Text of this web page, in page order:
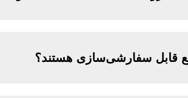
قابل سفارشی‌سازی هستند؟